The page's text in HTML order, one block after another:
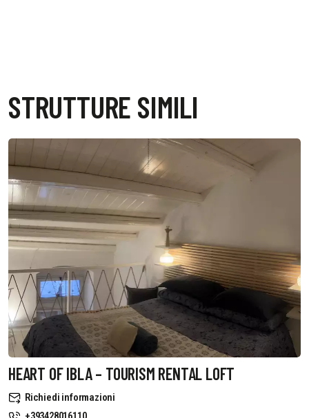
STRUTTURE SIMILI
HEART OF IBLA – TOURISM RENTAL LOFT
Richiedi informazioni